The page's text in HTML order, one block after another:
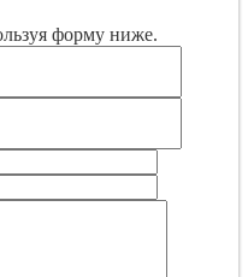
форму ниже.